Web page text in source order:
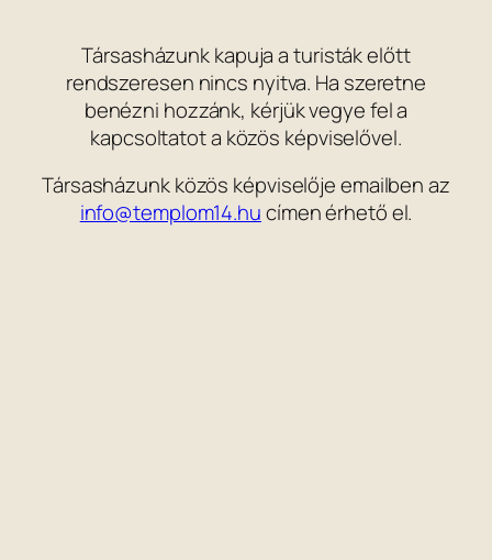
Társasházunk kapuja a turisták előtt
rendszeresen nincs nyitva. Ha szeretne
benézni hozzánk, kérjük vegye fel a
kapcsoltatot a közös képviselővel.
Társasházunk közös képviselője emailben az
info@templom14.hucímen érhető el.